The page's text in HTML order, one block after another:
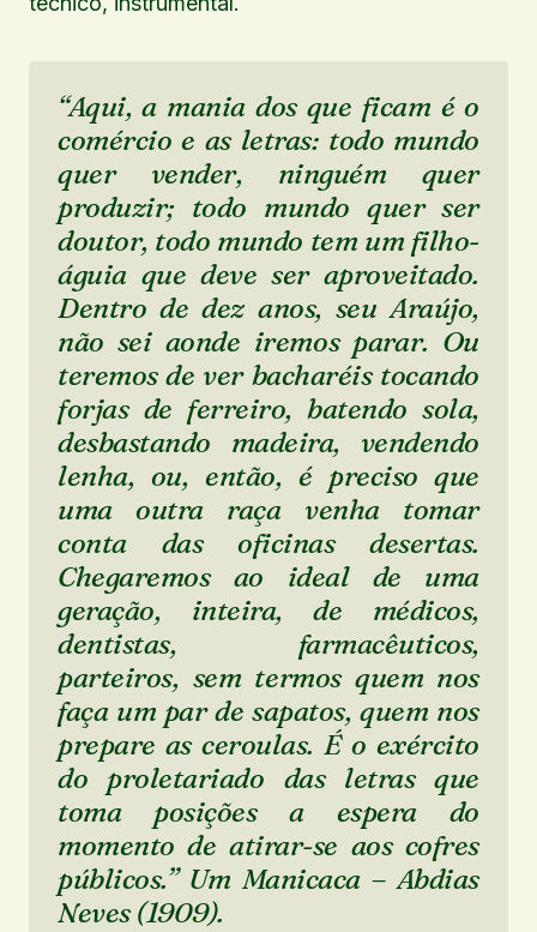
“Aqui, a mania dos que ficam é o
comércio e as letras: todo mundo
quer vender, ninguém quer
produzir; todo mundo quer ser
doutor, todo mundo tem um filho-
águia que deve ser aproveitado.
Dentro de dez anos, seu Araújo,
não sei aonde iremos parar. Ou
teremos de ver bacharéis tocando
forjas de ferreiro, batendo sola,
desbastando madeira, vendendo
lenha, ou, então, é preciso que
uma outra raça venha tomar
conta das oficinas desertas.
Chegaremos ao ideal de uma
geração, inteira, de médicos,
dentistas, farmacêuticos,
parteiros, sem termos quem nos
faça um par de sapatos, quem nos
prepare as ceroulas. É o exército
do proletariado das letras que
toma posições a espera do
momento de atirar-se aos cofres
públicos.” Um Manicaca – Abdias
Neves (1909).